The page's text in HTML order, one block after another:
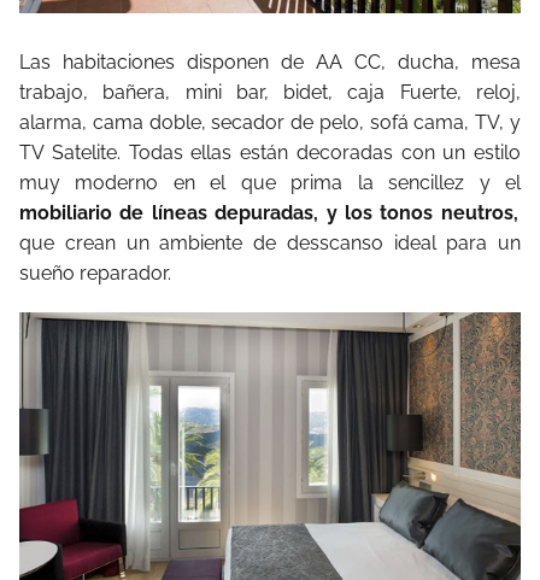
Las habitaciones disponen de AA CC, ducha, mesa
trabajo, bañera, mini bar, bidet, caja Fuerte, reloj,
alarma, cama doble, secador de pelo, sofá cama, TV, y
TV Satelite. Todas ellas están decoradas con un estilo
muy moderno en el que prima la sencillez y el
mobiliario de líneas depuradas, y los tonos neutros,
que crean un ambiente de desscanso ideal para un
sueño reparador.